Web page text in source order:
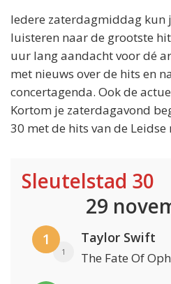
Iedere zaterdagmiddag kun
luisteren naar de grootste
uur lang aandacht voor dé
met nieuws over de hits en
concertagenda. Ook de
Kortom je zaterdagavond
30 met de hits van de Leidse
Sleutelstad 30
29
1
1
Taylor Swift
The Fate Of